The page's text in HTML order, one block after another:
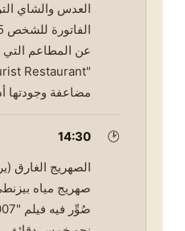
العدس والشاي
عن المطاعم التي
مضاعفة وجودتها
🕑
14:30
الصهريج الغارق